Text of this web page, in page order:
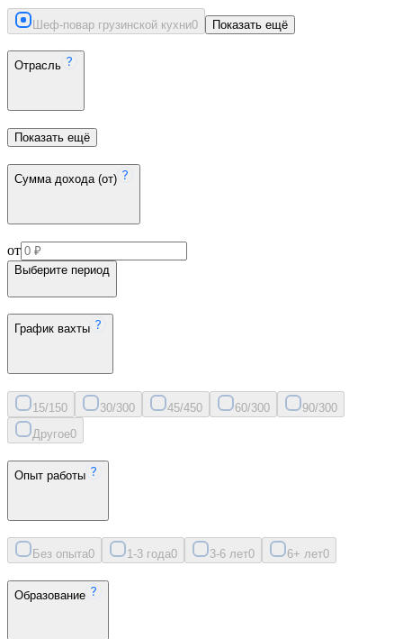
Шеф-повар грузинской кухни0 Показать ещё
Отрасль
Показать ещё
Сумма дохода (от)
от
Выберите период
График вахты
15/150 30/300 45/450 60/300 90/300
Другое0
Опыт работы
Без опыта0 1-3 года0 3-6 лет0 6+ лет0
Образование